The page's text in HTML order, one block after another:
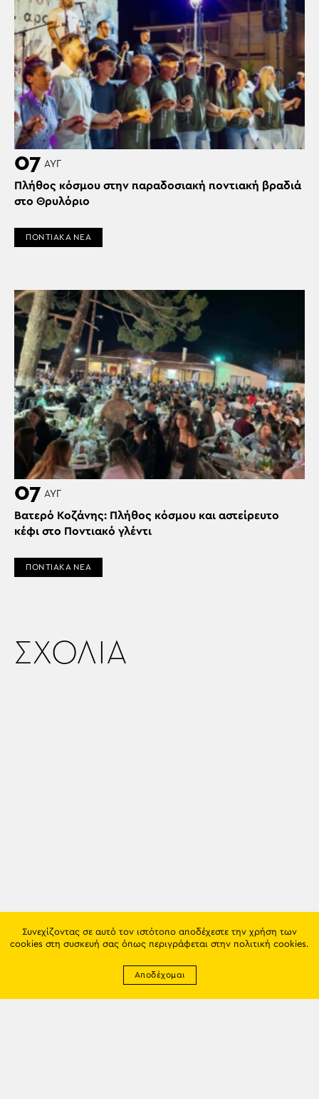
07 ΑΥΓ
Πλήθος κόσμου στην παραδοσιακή ποντιακή βραδιά
στο Θρυλόριο
ΠΟΝΤΙΑΚΑ ΝΕΑ
07 ΑΥΓ
Βατερό Κοζάνης: Πλήθος κόσμου και αστείρευτο
κέφι στο Ποντιακό γλέντι
ΠΟΝΤΙΑΚΑ ΝΕΑ
ΣΧΟΛΙΑ
Συνεχίζοντας σε αυτό τον ιστότοπο αποδέχεστε την χρήση των
cookies στη συσκευή σας όπως περιγράφεται στην πολιτική cookies.
Αποδέχομαι